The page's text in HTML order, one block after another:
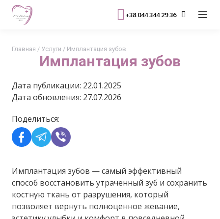
+38 044 344 29 36
Имплантация зубов
Главная / Услуги / Имплантация зубов
Дата публикации: 22.01.2025
Дата обновления: 27.07.2026
Поделиться:
Имплантация зубов — самый эффективный
способ восстановить утраченный зуб и сохранить
костную ткань от разрушения, который
позволяет вернуть полноценное жевание,